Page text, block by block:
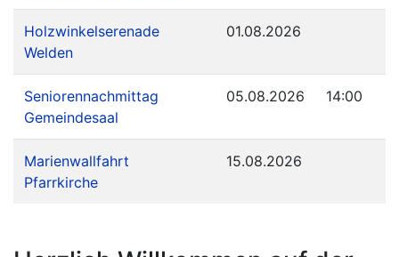
Holzwinkelserenade
Welden
01.08.2026
Seniorennachmittag
Gemeindesaal
05.08.2026 14:00
Marienwallfahrt
Pfarrkirche
15.08.2026